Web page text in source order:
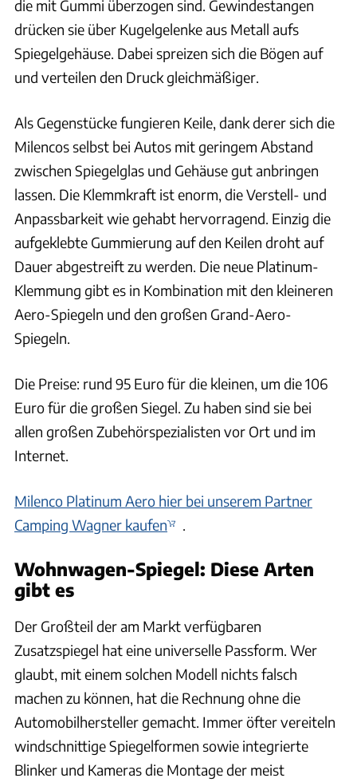
die mit Gummi überzogen sind. Gewindestangen
drücken sie über Kugelgelenke aus Metall aufs
Spiegelgehäuse. Dabei spreizen sich die Bögen auf
und verteilen den Druck gleichmäßiger.
Als Gegenstücke fungieren Keile, dank derer sich die
Milencos selbst bei Autos mit geringem Abstand
zwischen Spiegelglas und Gehäuse gut anbringen
lassen. Die Klemmkraft ist enorm, die Verstell- und
Anpassbarkeit wie gehabt hervorragend. Einzig die
aufgeklebte Gummierung auf den Keilen droht auf
Dauer abgestreift zu werden. Die neue Platinum-
Klemmung gibt es in Kombination mit den kleineren
Aero-Spiegeln und den großen Grand-Aero-
Spiegeln.
Die Preise: rund 95 Euro für die kleinen, um die 106
Euro für die großen Siegel. Zu haben sind sie bei
allen großen Zubehörspezialisten vor Ort und im
Internet.
Milenco Platinum Aero hier bei unserem Partner
Camping Wagner kaufen
.
Wohnwagen-Spiegel: Diese Arten
gibt es
Der Großteil der am Markt verfügbaren
Zusatzspiegel hat eine universelle Passform. Wer
glaubt, mit einem solchen Modell nichts falsch
machen zu können, hat die Rechnung ohne die
Automobilhersteller gemacht. Immer öfter vereiteln
windschnittige Spiegelformen sowie integrierte
Blinker und Kameras die Montage der meist